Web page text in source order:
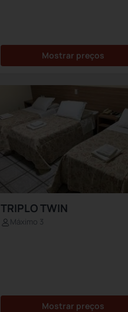
Mostrar preços
TRIPLO TWIN
Máximo 3
Mostrar preços